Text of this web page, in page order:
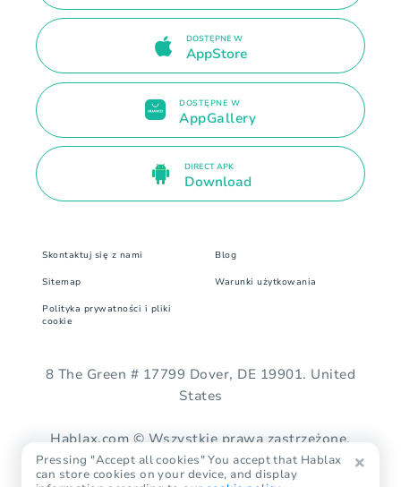
DOSTĘPNE W
AppStore
DOSTĘPNE W
AppGallery
DIRECT APK
Download
Skontaktuj się z nami Blog
Sitemap Warunki użytkowania
Polityka prywatności i pliki
cookie
8 The Green # 17799 Dover, DE 19901. United
States
Hablax.com © Wszystkie prawa zastrzeżone.
Pressing "Accept all cookies" You accept that Hablax
can store cookies on your device, and display